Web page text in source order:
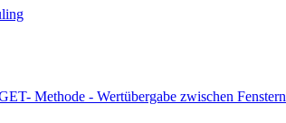
Methode - Wertübergabe zwischen Fenstern